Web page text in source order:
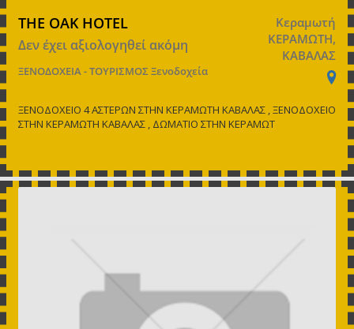
THE OAK HOTEL
Δεν έχει αξιολογηθεί ακόμη
ΞΕΝΟΔΟΧΕΙΑ - ΤΟΥΡΙΣΜΟΣ Ξενοδοχεία
Κεραμωτή
ΚΕΡΑΜΩΤΗ,
ΚΑΒΑΛΑΣ
ΞΕΝΟΔΟΧΕΙΟ 4 ΑΣΤΕΡΩΝ ΣΤΗΝ ΚΕΡΑΜΩΤΗ ΚΑΒΑΛΑΣ , ΞΕΝΟΔΟΧΕΙΟ
ΣΤΗΝ ΚΕΡΑΜΩΤΗ ΚΑΒΑΛΑΣ , ΔΩΜΑΤΙΟ ΣΤΗΝ ΚΕΡΑΜΩΤ